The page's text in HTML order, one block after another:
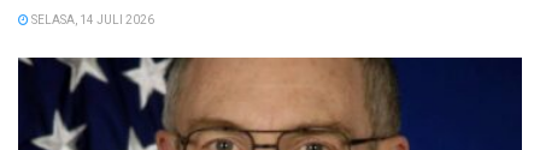
SELASA, 14 JULI 2026